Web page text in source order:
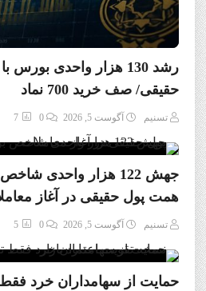
حقیقی/ صف خرید 700 نماد
تسنیم آگوست 5, 2026 0
7
جهش 122 هزار واحدی
همت پول حقیقی در آغاز
تسنیم آگوست 5, 2026 0
5
حمایت از سهامداران خرد